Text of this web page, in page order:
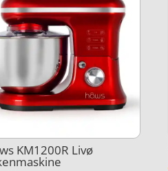
KM1200R Livø